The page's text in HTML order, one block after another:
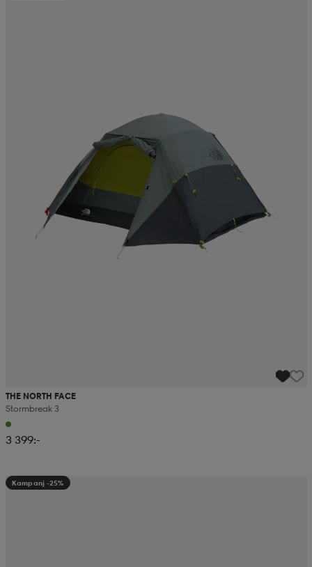
THE NORTH FACE
Stormbreak 3
3 399:-
Kampanj -25%